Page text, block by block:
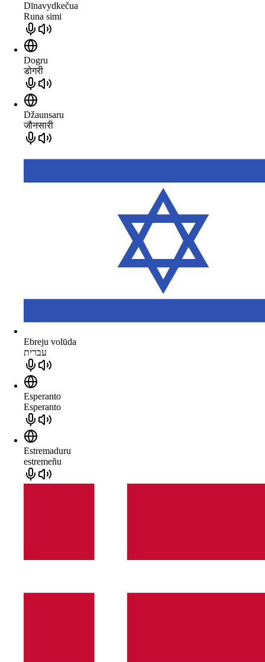
Dīnavydkečua
Runa simi
Dogru
डोगरी
Džaunsaru
जौनसारी
Ebreju volūda
עברית
Esperanto
Esperanto
Estremaduru
estremeñu